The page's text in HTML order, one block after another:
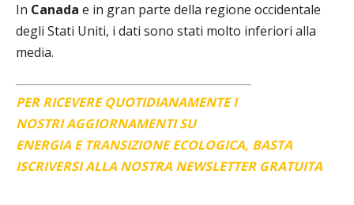
In Canada e in gran parte della regione occidentale
degli Stati Uniti, i dati sono stati molto inferiori alla
media.
PER RICEVERE QUOTIDIANAMENTE I
NOSTRI AGGIORNAMENTI SU
ENERGIA E TRANSIZIONE ECOLOGICA, BASTA
ISCRIVERSI ALLA NOSTRA NEWSLETTER GRATUITA